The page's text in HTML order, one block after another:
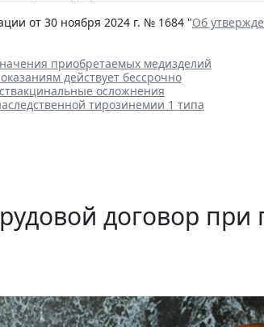
от 30 ноября 2024 г. № 1684 "Об
приобретаемых медизделий
действует бессрочно
осложнения
тирозинемии 1 типа
договор при